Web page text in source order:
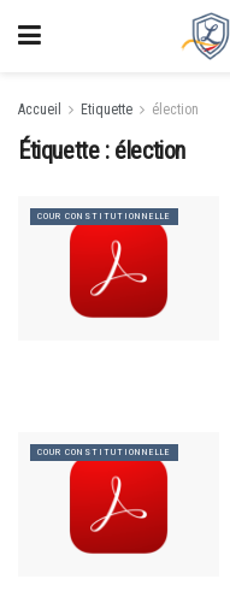
Accueil Etiquette élection
Étiquette : élection
COUR CONSTITUTIONNELLE
COUR CONSTITUTIONNELLE